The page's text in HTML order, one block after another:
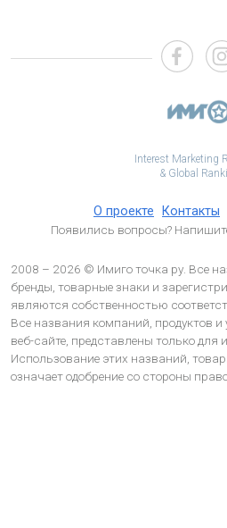
Interest Marketing
& Global
О проекте Контакты
Появились вопросы?
2008 – 2026 © Имиго точка ру. Все
бренды, товарные знаки и
являются собственностью
Все названия компаний, продуктов и
веб-сайте, представлены только для
Использование этих названий,
означает одобрение со стороны